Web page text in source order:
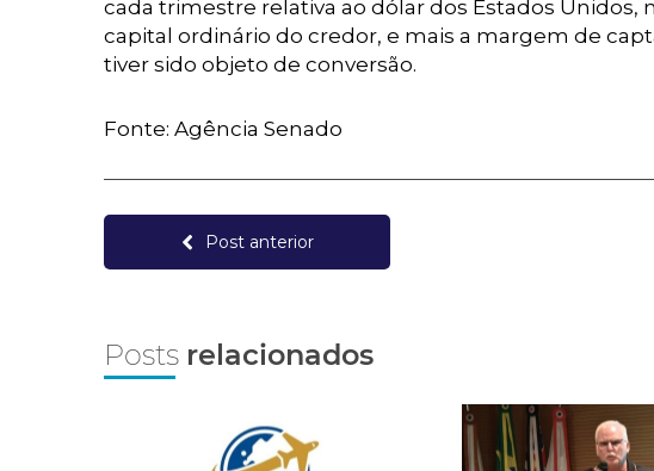
cada trimestre relativa ao dólar dos Estados
capital ordinário do credor, e mais a margem de
tiver sido objeto de conversão.
Fonte: Agência Senado
Post anterior
Posts relacionados